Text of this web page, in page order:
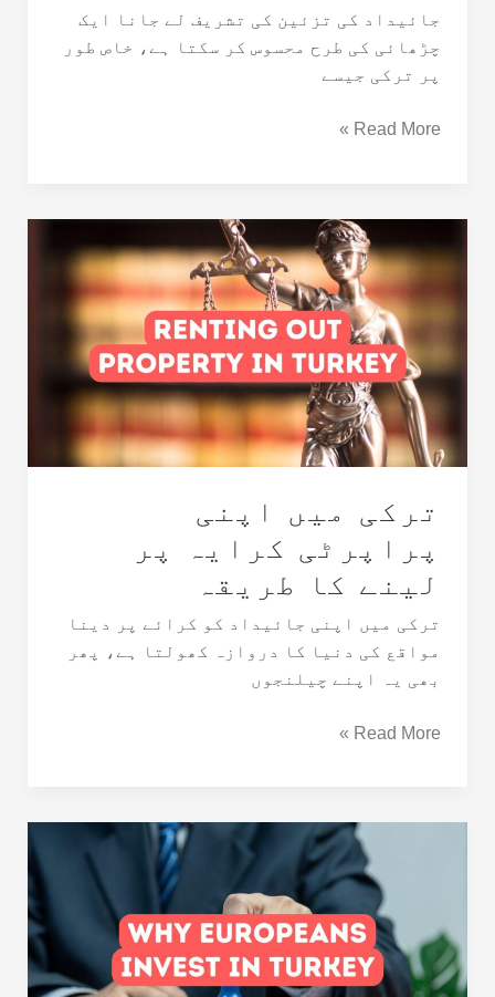
جائیداد کی تزئین کی تشریف لے جانا ایک
چڑھائی کی طرح محسوس کر سکتا ہے، خاص طور
پر ترکی جیسے
Read More »
ترکی میں اپنی
پراپرٹی کرایہ پر
لینے کا طریقہ
ترکی میں اپنی جائیداد کو کرائے پر دینا
مواقع کی دنیا کا دروازہ کھولتا ہے، پھر
بھی یہ اپنے چیلنجوں
میں
اپنی
پراپرٹی
کرایہ
پر
لینے
کا
طریقہ
Read More »
میں
سرمایہ